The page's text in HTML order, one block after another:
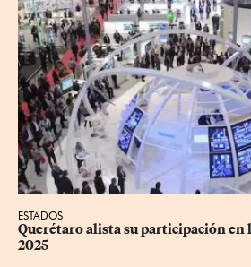
ESTADOS
Querétaro alista su participación en
2025